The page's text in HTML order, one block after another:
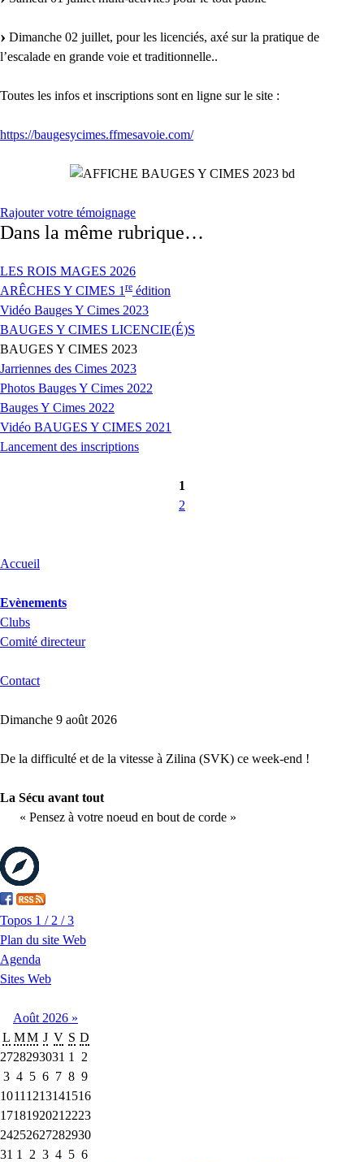
Dimanche 02 juillet, pour les licenciés, axé sur la pratique de
l’escalade en grande voie et traditionnelle..
Toutes les infos et inscriptions sont en ligne sur le site :
https://baugesycimes.ffmesavoie.com/
Rajouter votre témoignage
Dans la même rubrique…
LES ROIS MAGES 2026
ARÊCHES Y CIMES 1 re édition
Vidéo Bauges Y Cimes 2023
BAUGES Y CIMES LICENCIE(É)S
BAUGES Y CIMES 2023
Jarriennes des Cimes 2023
Photos Bauges Y Cimes 2022
Bauges Y Cimes 2022
Vidéo BAUGES Y CIMES 2021
Lancement des inscriptions
1
2
Accueil
Evènements
Clubs
Comité directeur
Contact
Dimanche 9 août 2026
De la difficulté et de la vitesse à Zilina (SVK) ce week-end !
La Sécu avant tout
« Pensez à votre noeud en bout de corde »
Topos 1 / 2 / 3
Plan du site Web
Agenda
Sites Web
Août 2026 »
L MM J V S D
2728293031 1
2
3 4 5 6 7 8 9
1011 1213141516
1718192021 2223
24252627282930
31 1 2 3 4 5 6